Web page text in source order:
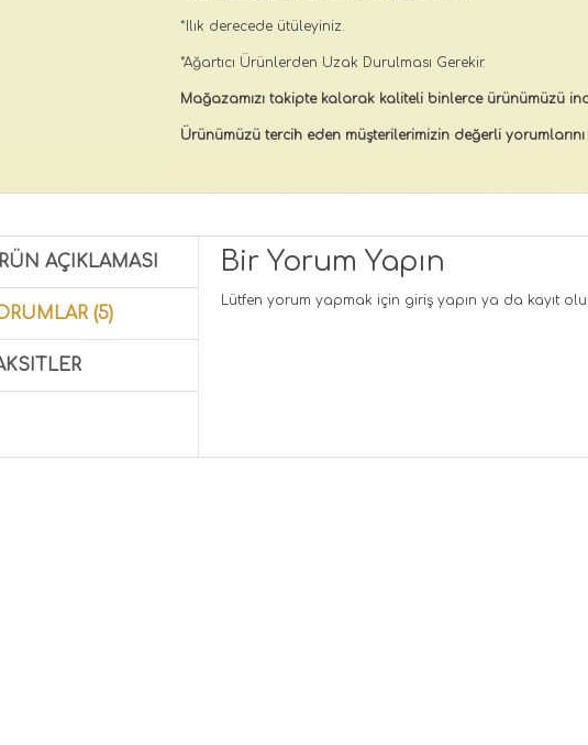
*Ilık derecede ütüleyiniz.
*Ağartıcı Ürünlerden Uzak Durulması Gerekir.
Mağazamızı takipte kalarak kaliteli binlerce ürünümüzü
Ürünümüzü tercih eden müşterilerimizin değerli
AÇIKLAMASI
(5)
Bir Yorum Yapın
Lütfen yorum yapmak için giriş yapın ya da kayıt